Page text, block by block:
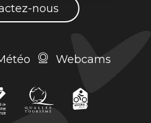
nous
Webcams